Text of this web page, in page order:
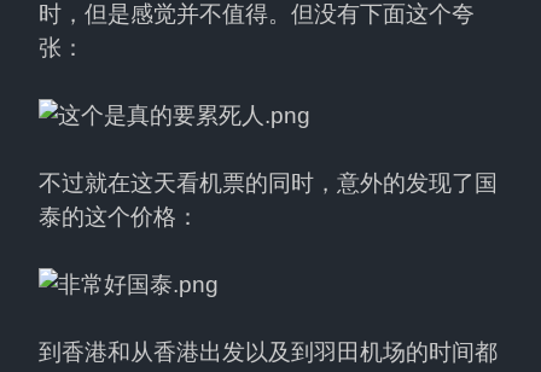
时，但是感觉并不值得。但没有下面这个夸
张：
不过就在这天看机票的同时，意外的发现了国
泰的这个价格：
到香港和从香港出发以及到羽田机场的时间都